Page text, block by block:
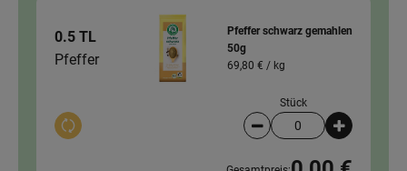
0.5 TL
Pfeffer
Auswahl ändern
Pfeffer schwarz gemahlen
50g
69,80 € / kg
Stück
Artikelanzahl